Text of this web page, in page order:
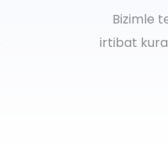
Bizimle
irtibat